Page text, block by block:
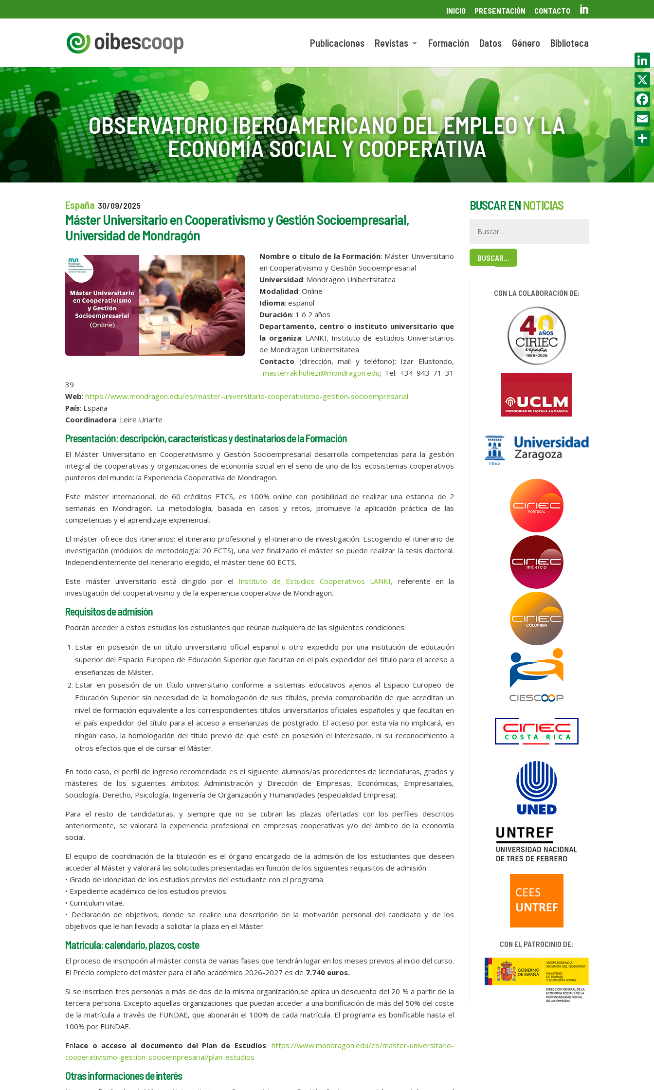
INICIO PRESENTACIÓN CONTACTO 
Publicaciones Revistas Formación Datos Género Biblioteca
OBSERVATORIO IBEROAMERICANO DEL EMPLEO Y LA
ECONOMÍA SOCIAL Y COOPERATIVA
España 30/09/2025
Máster Universitario en Cooperativismo y Gestión Socioempresarial,
Universidad de Mondragón
Nombre o título de la Formación: Máster Universitario
en Cooperativismo y Gestión Socioempresarial
Universidad: Mondragon Unibertsitatea
Modalidad: Online
Idioma: español
Duración: 1 ó 2 años
Departamento, centro o instituto universitario que
la organiza: LANKI, Instituto de estudios Universitarios
de Mondragon Unibertsitatea
Contacto (dirección, mail y teléfono): Izar Elustondo,
masterrak.huhezi@mondragon.edu; Tel: +34 943 71 31
39
Web:https://www.mondragon.edu/es/master-universitario-cooperativismo-gestion-socioempresarial
País: España
Coordinadora: Leire Uriarte
Presentación: descripción, características y destinatarios de la Formación
El Máster Universitario en Cooperativismo y Gestión Socioempresarial desarrolla competencias para la gestión
integral de cooperativas y organizaciones de economía social en el seno de uno de los ecosistemas cooperativos
punteros del mundo: la Experiencia Cooperativa de Mondragon.
Este máster internacional, de 60 créditos ETCS, es 100% online con posibilidad de realizar una estancia de 2
semanas en Mondragon. La metodología, basada en casos y retos, promueve la aplicación práctica de las
competencias y el aprendizaje experiencial.
El máster ofrece dos itinerarios: el itinerario profesional y el itinerario de investigación. Escogiendo el itinerario de
investigación (módulos de metodología: 20 ECTS), una vez finalizado el máster se puede realizar la tesis doctoral.
Independientemente del itenerario elegido, el máster tiene 60 ECTS.
Este máster universitario está dirigido por el Instituto de Estudios Cooperativos LANKI, referente en la
investigación del cooperativismo y de la experiencia cooperativa de Mondragon.
Requisitos de admisión
Podrán acceder a estos estudios los estudiantes que reúnan cualquiera de las siguientes condiciones:
Estar en posesión de un título universitario oficial español u otro expedido por una institución de educación
superior del Espacio Europeo de Educación Superior que facultan en el país expedidor del título para el acceso a
enseñanzas de Máster.
Estar en posesión de un título universitario conforme a sistemas educativos ajenos al Espacio Europeo de
Educación Superior sin necesidad de la homologación de sus títulos, previa comprobación de que acreditan un
nivel de formación equivalente a los correspondientes títulos universitarios oficiales españoles y que facultan en
el país expedidor del título para el acceso a enseñanzas de postgrado. El acceso por esta vía no implicará, en
ningún caso, la homologación del título previo de que esté en posesión el interesado, ni su reconocimiento a
otros efectos que el de cursar el Máster.
En todo caso, el perfil de ingreso recomendado es el siguiente: alumnos/as procedentes de licenciaturas, grados y
másteres de los siguientes ámbitos: Administración y Dirección de Empresas, Económicas, Empresariales,
Sociología, Derecho, Psicología, Ingeniería de Organización y Humanidades (especialidad Empresa).
Para el resto de candidaturas, y siempre que no se cubran las plazas ofertadas con los perfiles descritos
anteriormente, se valorará la experiencia profesional en empresas cooperativas y/o del ámbito de la economía
social.
El equipo de coordinación de la titulación es el órgano encargado de la admisión de los estudiantes que deseen
acceder al Máster y valorará las solicitudes presentadas en función de los siguientes requisitos de admisión:
• Grado de idoneidad de los estudios previos del estudiante con el programa.
• Expediente académico de los estudios previos.
• Curriculum vitae.
• Declaración de objetivos, donde se realice una descripción de la motivación personal del candidato y de los
objetivos que le han llevado a solicitar la plaza en el Máster.
Matrícula: calendario, plazos, coste
El proceso de inscripción al máster consta de varias fases que tendrán lugar en los meses previos al inicio del curso.
El Precio completo del máster para el año académico 2026-2027 es de 7.740 euros.
Si se inscriben tres personas o más de dos de la misma organización,se aplica un descuento del 20 % a partir de la
tercera persona. Excepto aquellas organizaciones que puedan acceder a una bonificación de más del 50% del coste
de la matrícula a través de FUNDAE, que abonarán el 100% de cada matrícula. El programa es bonificable hasta el
100% por FUNDAE.
Enlace o acceso al documento del Plan de Estudios: https://www.mondragon.edu/es/master-universitario-
cooperativismo-gestion-socioempresarial/plan-estudios
Otras informaciones de interés
BUSCAR EN NOTICIAS
BUSCAR…
CON LA COLABORACIÓN DE:
CON EL PATROCINIO DE:
X
Email